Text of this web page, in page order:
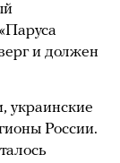
и должен
украинские
России.